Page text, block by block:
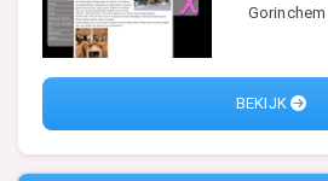
Gorinchem
BEKIJK